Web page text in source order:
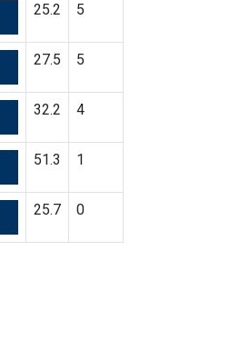
25.2 5
27.5 5
32.2 4
51.3 1
25.7 0